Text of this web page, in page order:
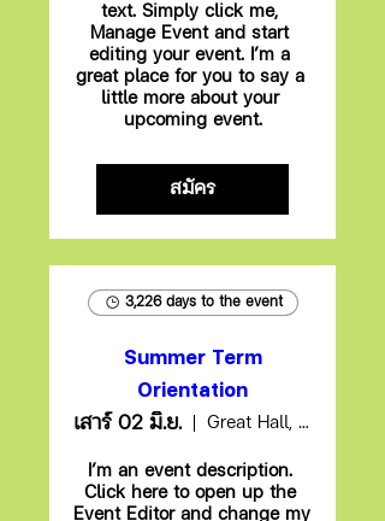
text. Simply click me,
Manage Event and start
editing your event. I’m a
great place for you to say a
little more about your
upcoming event.
สมัคร
3,226 days to the event
Summer Term
Orientation
เสาร์ 02 มิ.ย. Great Hall, Brockway Community College
I’m an event description.
Click here to open up the
Event Editor and change my